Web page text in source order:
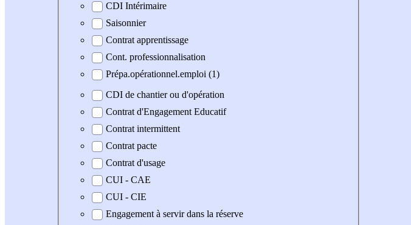
CDI Intérimaire
Saisonnier
Contrat apprentissage
Cont. professionnalisation
Prépa.opérationnel.emploi (1)
CDI de chantier ou d'opération
Contrat d'Engagement Educatif
Contrat intermittent
Contrat pacte
Contrat d'usage
CUI - CAE
CUI - CIE
Engagement à servir dans la réserve